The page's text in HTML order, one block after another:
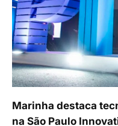
Marinha destaca
na São Paulo